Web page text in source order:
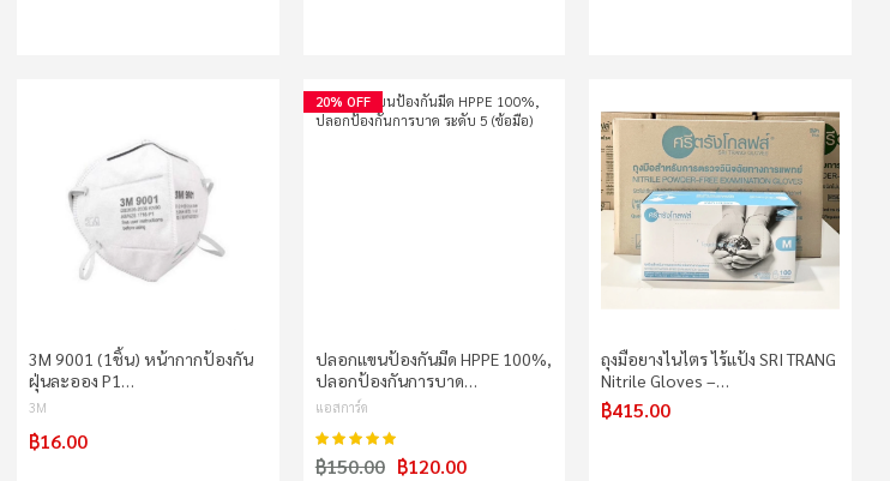
3M 9001 (1ชิ้น) หน้ากากป้องกัน
ฝุ่นละออง P1…
3M
฿16.00
20% OFF
ปลอกแขนป้องกันมีด HPPE 100%,
ปลอกป้องกันการบาด…
แอสการ์ด
คะแนน:
฿120.00
฿150.00
ถุงมือยางไนไตร ไร้แป้ง SRI TRANG
Nitrile Gloves –…
฿415.00